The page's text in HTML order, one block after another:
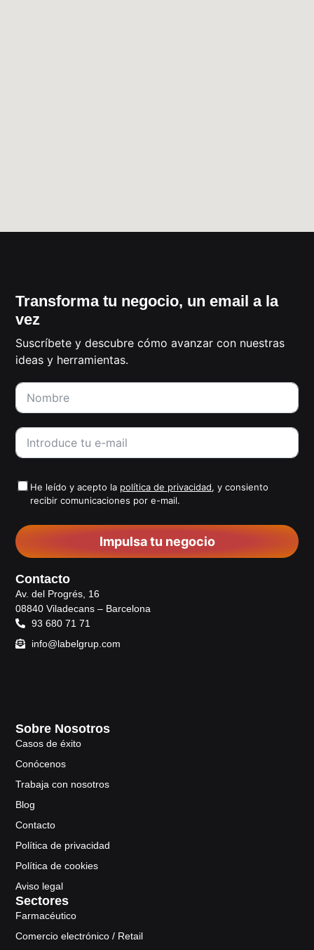
Sobre Nosotros
Casos de éxito
Conócenos
Trabaja con nosotros
Blog
Contacto
Política de privacidad
Política de cookies
Aviso legal
Sectores
Farmacéutico
Comercio electrónico / Retail
Transforma tu negocio, un email a la
vez
Suscríbete y descubre cómo avanzar con nuestras
ideas y herramientas.
He leído y acepto la política de privacidad, y consiento
recibir comunicaciones por e-mail.
Impulsa tu negocio
Contacto
Av. del Progrés, 16
08840 Viladecans – Barcelona
93 680 71 71
info@labelgrup.com